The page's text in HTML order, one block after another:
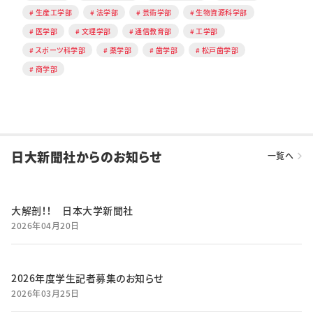
生産工学部
法学部 芸術学部
生物資源科学部
医学部
文理学部 通信教育部
工学部
スポーツ科学部
薬学部 歯学部
松戸歯学部
商学部
日大新聞社からのお知らせ 一覧へ
大解剖！！ 日本大学新聞社
2026年04月20日
2026年度学生記者募集のお知らせ
2026年03月25日